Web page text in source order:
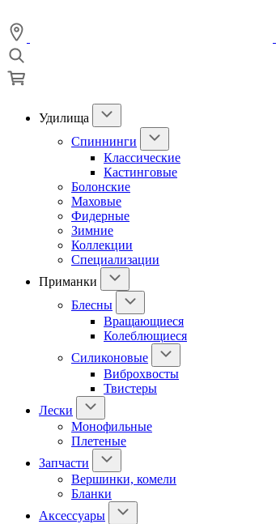
Удилища
Спиннинги
Классические
Кастинговые
Болонские
Маховые
Фидерные
Зимние
Коллекции
Специализации
Приманки
Блесны
Вращающиеся
Колеблющиеся
Силиконовые
Виброхвосты
Твистеры
Лески
Монофильные
Плетеные
Запчасти
Вершинки, комели
Бланки
Аксессуары